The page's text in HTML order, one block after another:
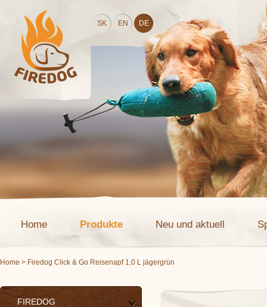
SK EN DE
Home Produkte Neu und aktuell
Home > Firedog Click & Go Reisenapf 1,0 L jägergrün
FIREDOG